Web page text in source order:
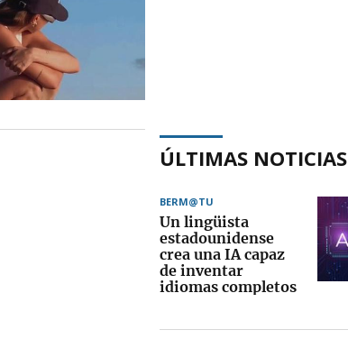
ÚLTIMAS NOTICIAS
BERM@TU
Un lingüista
estadounidense
crea una IA capaz
de inventar
idiomas completos